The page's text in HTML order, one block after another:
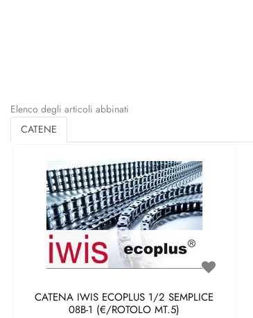
Elenco degli articoli abbinati
CATENE
CATENA IWIS ECOPLUS 1/2 SEMPLICE
08B-1 (€/ROTOLO MT.5)